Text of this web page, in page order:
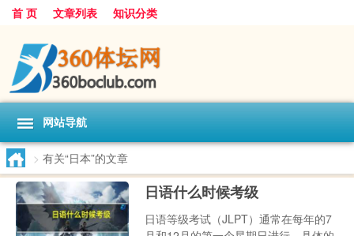
首 页 文章列表 知识分类
网站导航
> 有关“日本”的文章
日语什么时候考级
日语等级考试（JLPT）通常在每年的7